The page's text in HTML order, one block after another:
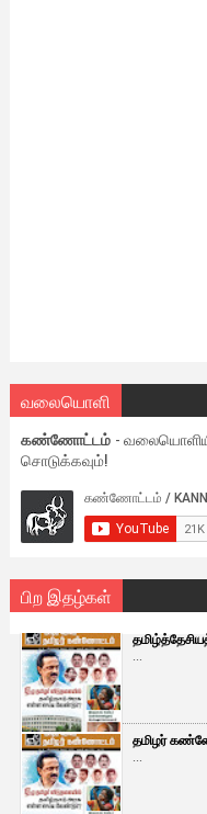
வலையொளி
கண்ணோட்டம் -
சொடுக்கவும்!
பிற இதழ்கள்
...
தமிழர்
...